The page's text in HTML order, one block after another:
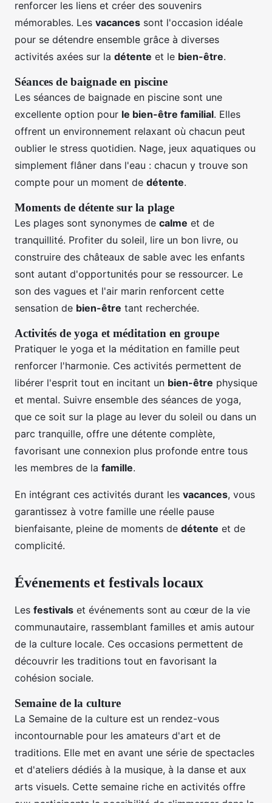
renforcer les liens et créer des souvenirs
mémorables. Les vacances sont l'occasion idéale
pour se détendre ensemble grâce à diverses
activités axées sur la détente et le bien-être.
Séances de baignade en piscine
Les séances de baignade en piscine sont une
excellente option pour le bien-être familial. Elles
offrent un environnement relaxant où chacun peut
oublier le stress quotidien. Nage, jeux aquatiques ou
simplement flâner dans l'eau : chacun y trouve son
compte pour un moment de détente.
Moments de détente sur la plage
Les plages sont synonymes de calme et de
tranquillité. Profiter du soleil, lire un bon livre, ou
construire des châteaux de sable avec les enfants
sont autant d'opportunités pour se ressourcer. Le
son des vagues et l'air marin renforcent cette
sensation de bien-être tant recherchée.
Activités de yoga et méditation en groupe
Pratiquer le yoga et la méditation en famille peut
renforcer l'harmonie. Ces activités permettent de
libérer l'esprit tout en incitant un bien-être physique
et mental. Suivre ensemble des séances de yoga,
que ce soit sur la plage au lever du soleil ou dans un
parc tranquille, offre une détente complète,
favorisant une connexion plus profonde entre tous
les membres de la famille.
En intégrant ces activités durant les vacances, vous
garantissez à votre famille une réelle pause
bienfaisante, pleine de moments de détente et de
complicité.
Événements et festivals locaux
Les festivals et événements sont au cœur de la vie
communautaire, rassemblant familles et amis autour
de la culture locale. Ces occasions permettent de
découvrir les traditions tout en favorisant la
cohésion sociale.
Semaine de la culture
La Semaine de la culture est un rendez-vous
incontournable pour les amateurs d'art et de
traditions. Elle met en avant une série de spectacles
et d'ateliers dédiés à la musique, à la danse et aux
arts visuels. Cette semaine riche en activités offre